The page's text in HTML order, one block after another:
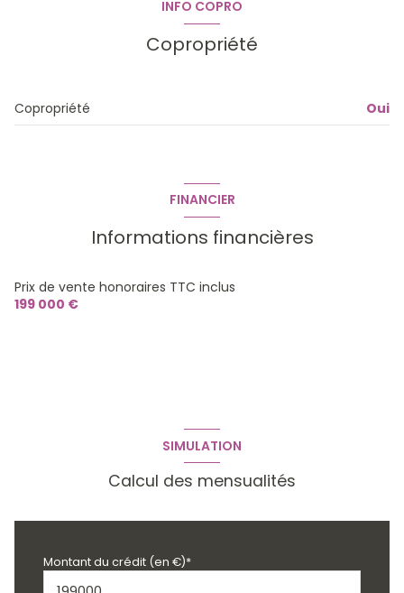
INFO COPRO
Copropriété
Copropriété Oui
FINANCIER
Informations financières
Prix de vente honoraires TTC inclus
199 000 €
SIMULATION
Calcul des mensualités
Montant du crédit (en €)*